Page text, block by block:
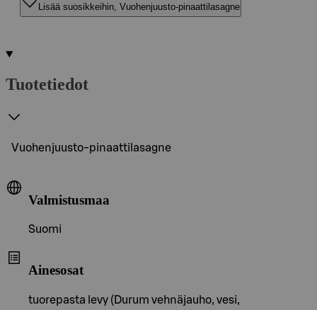
Lisää suosikkeihin, Vuohenjuusto-pinaattilasagne
Tuotetiedot
Vuohenjuusto-pinaattilasagne
Valmistusmaa
Suomi
Ainesosat
tuorepasta levy (Durum vehnäjauho, vesi,